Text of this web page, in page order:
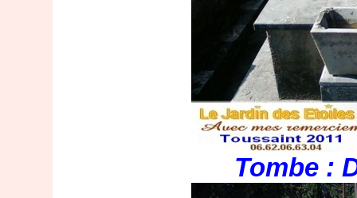
Tombe :